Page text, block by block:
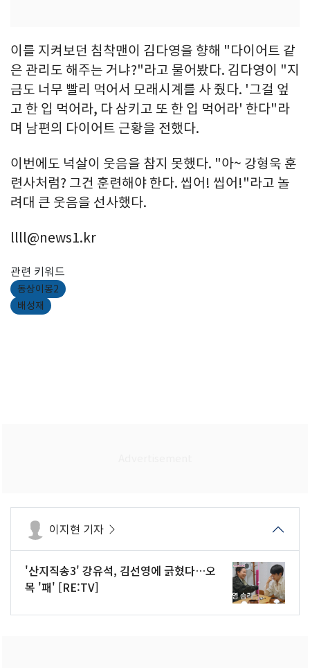
이를 지켜보던 침착맨이 김다영을 향해 "다이어트 같
은 관리도 해주는 거냐?"라고 물어봤다. 김다영이 "지
금도 너무 빨리 먹어서 모래시계를 사 줬다. '그걸 엎
고 한 입 먹어라, 다 삼키고 또 한 입 먹어라' 한다"라
며 남편의 다이어트 근황을 전했다.
이번에도 넉살이 웃음을 참지 못했다. "아~ 강형욱 훈
련사처럼? 그건 훈련해야 한다. 씹어! 씹어!"라고 놀
려대 큰 웃음을 선사했다.
llll@news1.kr
관련 키워드
동상이몽2
배성재
이지현 기자
'산지직송3' 강유석, 김선영에 긁혔다…오
목 '패' [RE:TV]